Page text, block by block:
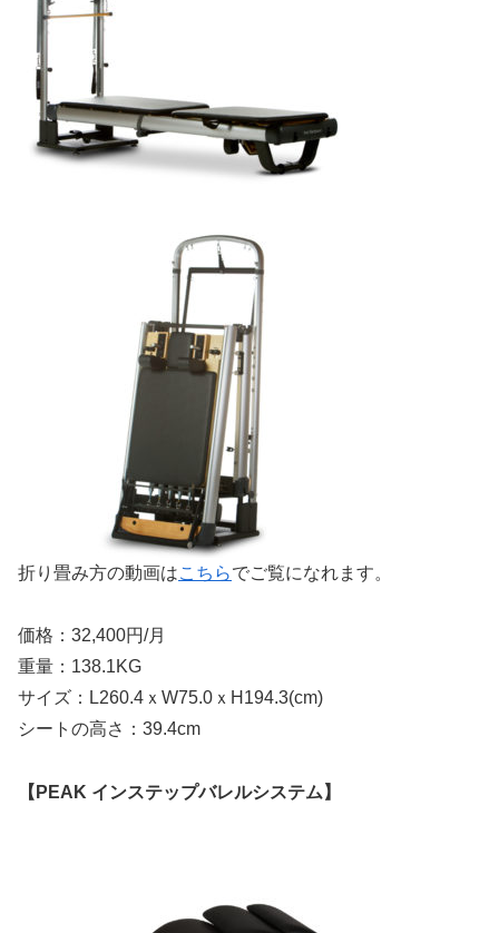
折り畳み方の動画はこちらでご覧になれます。
価格：32,400円/月
重量：138.1KG
サイズ：L260.4ｘW75.0ｘH194.3(cm)
シートの高さ：39.4cm
【PEAK インステップバレルシステム】